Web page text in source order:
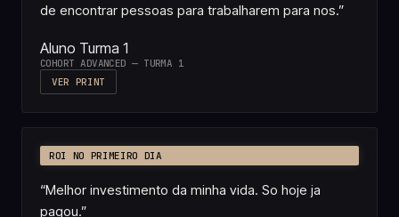
de encontrar pessoas para trabalharem para nos.”
Aluno Turma 1
COHORT ADVANCED — TURMA 1
VER PRINT
ROI NO PRIMEIRO DIA
“Melhor investimento da minha vida. So hoje ja
pagou.”